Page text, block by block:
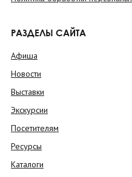
РАЗДЕЛЫ САЙТА
Афиша
Новости
Выставки
Экскурсии
Посетителям
Ресурсы
Каталоги